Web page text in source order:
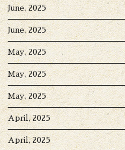
June, 2025
June, 2025
May, 2025
May, 2025
May, 2025
April, 2025
April, 2025